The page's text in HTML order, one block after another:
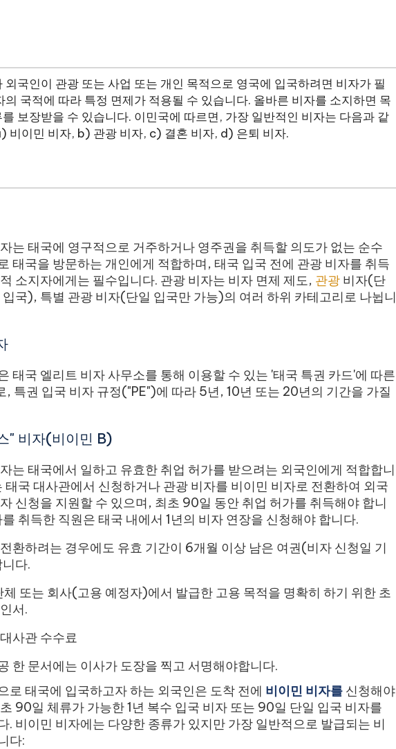
외국인이 관광 또는 사업 또는 개인 목적으로 영국에 입국하려면 비자가 필
의 국적에 따라 특정 면제가 적용될 수 있습니다. 올바른 비자를 소지하면 목
보장받을 수 있습니다. 이민국에 따르면, 가장 일반적인 비자는 다음과 같
비이민 비자, b) 관광 비자, c) 결혼 비자, d) 은퇴 비자.
는 태국에 영구적으로 거주하거나 영주권을 취득할 의도가 없는 순수
태국을 방문하는 개인에게 적합하며, 태국 입국 전에 관광 비자를 취득
소지자에게는 필수입니다. 관광 비자는 비자 면제 제도, 관광 비자(단
입국), 특별 관광 비자(단일 입국만 가능)의 여러 하위 카테고리로 나뉩니
태국 엘리트 비자 사무소를 통해 이용할 수 있는 '태국 특권 카드'에 따른
, 특권 입국 비자 규정("PE")에 따라 5년, 10년 또는 20년의 기간을 가질
" 비자(비이민 B)
는 태국에서 일하고 유효한 취업 허가를 받으려는 외국인에게 적합합니
태국 대사관에서 신청하거나 관광 비자를 비이민 비자로 전환하여 외국
신청을 지원할 수 있으며, 최초 90일 동안 취업 허가를 취득해야 합니
취득한 직원은 태국 내에서 1년의 비자 연장을 신청해야 합니다.
환하려는 경우에도 유효 기간이 6개월 이상 남은 여권(비자 신청일 기
다.
체 또는 회사(고용 예정자)에서 발급한 고용 목적을 명확히 하기 위한 초
서.
사관 수수료
한 문서에는 이사가 도장을 찍고 서명해야합니다.
로 태국에 입국하고자 하는 외국인은 도착 전에 비이민 비자를 신청해야
90일 체류가 가능한 1년 복수 입국 비자 또는 90일 단일 입국 비자를
. 비이민 비자에는 다양한 종류가 있지만 가장 일반적으로 발급되는 비
다: